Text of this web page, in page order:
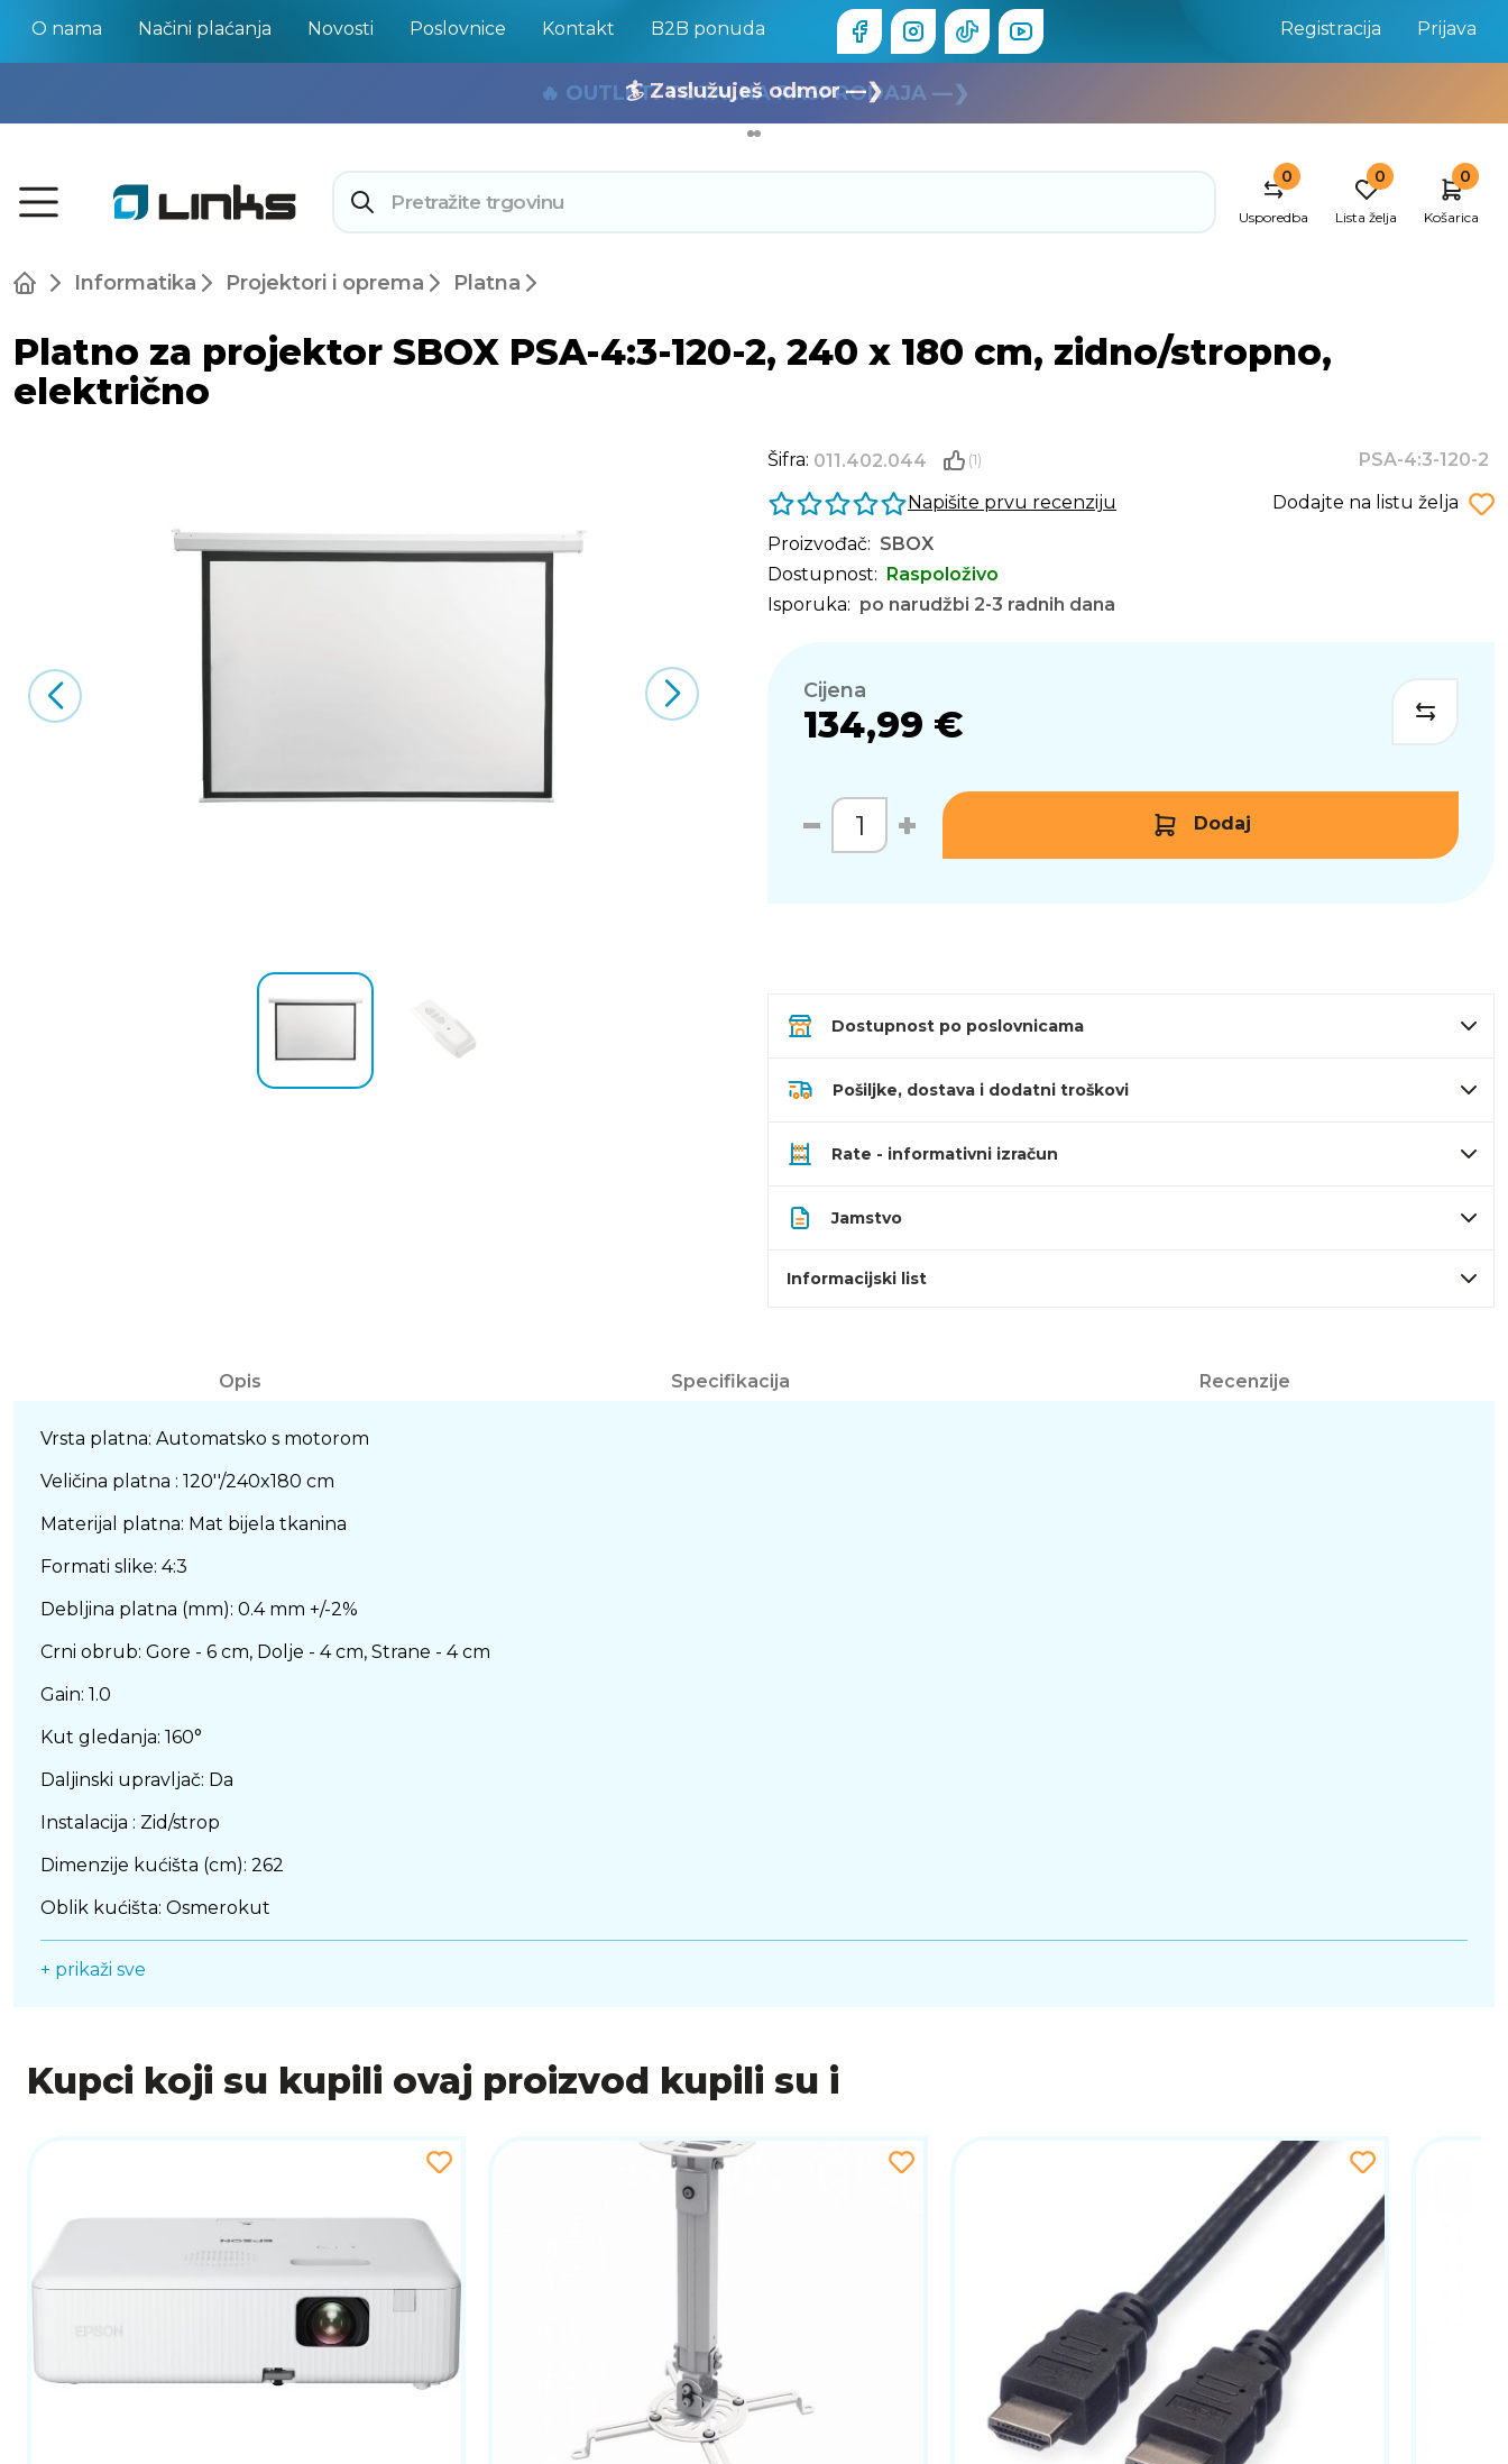
O nama Načini plaćanja Novosti Poslovnice Kontakt B2B ponuda Registracija Prijava
🏄 Zaslužuješ odmor —❯
🔥 OUTLET: TOTALNA RASPRODAJA —❯
0
Usporedba
0
Lista želja
0
Košarica
Informatika Projektori i oprema Platna
Platno za projektor SBOX PSA-4:3-120-2, 240 x 180 cm, zidno/stropno,
električno
Šifra: 011.402.044 (1)
PSA-4:3-120-2
Napišite prvu recenziju
Dodajte na listu želja
Proizvođač: SBOX
Dostupnost: Raspoloživo
Isporuka: po narudžbi 2-3 radnih dana
Cijena
134,99 €
Dodaj
Dostupnost po poslovnicama
Pošiljke, dostava i dodatni troškovi
Rate - informativni izračun
Jamstvo
Informacijski list
Opis Specifikacija Recenzije
Vrsta platna: Automatsko s motorom
Veličina platna : 120''/240x180 cm
Materijal platna: Mat bijela tkanina
Formati slike: 4:3
Debljina platna (mm): 0.4 mm +/-2%
Crni obrub: Gore - 6 cm, Dolje - 4 cm, Strane - 4 cm
Gain: 1.0
Kut gledanja: 160°
Daljinski upravljač: Da
Instalacija : Zid/strop
Dimenzije kućišta (cm): 262
Oblik kućišta: Osmerokut
+ prikaži sve
Kupci koji su kupili ovaj proizvod kupili su i